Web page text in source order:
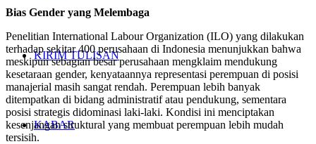
KIRIM TULISAN
KABAR
Bias Gender yang Melembaga
Penelitian International Labour Organization (ILO) yang dilakukan
terhadap sekitar 400 perusahaan di Indonesia menunjukkan bahwa
meskipun sebagian besar perusahaan mengklaim mendukung
kesetaraan gender, kenyataannya representasi perempuan di posisi
manajerial masih sangat rendah. Perempuan lebih banyak
ditempatkan di bidang administratif atau pendukung, sementara
posisi strategis didominasi laki-laki. Kondisi ini menciptakan
kesenjangan struktural yang membuat perempuan lebih mudah
tersisih.